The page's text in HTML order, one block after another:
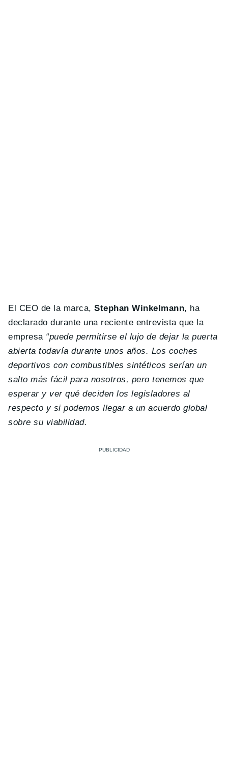
El CEO de la marca,Stephan Winkelmann, ha
declarado durante una reciente entrevista que la
empresa “puede permitirse el lujo de dejar la puerta
abierta todavía durante unos años. Los coches
deportivos con combustibles sintéticos serían un
salto más fácil para nosotros, pero tenemos que
esperar y ver qué deciden los legisladores al
respecto y si podemos llegar a un acuerdo global
sobre su viabilidad.